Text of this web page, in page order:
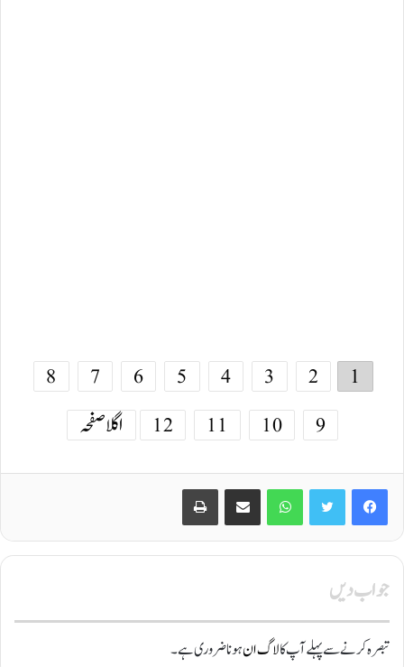
1
2
3
4
5
6
7
8
9
10
11
12 اگلا صفحہ
Facebook
Twitter
WhatsApp
Share via Email
Print
جواب دیں
تبصرہ کرنے سے پہلے آپ کالاگ انہونا ضروری ہے۔